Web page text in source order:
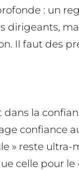
: un
dirigeants,
Il faut des
la
confiance
» reste
celle pour le